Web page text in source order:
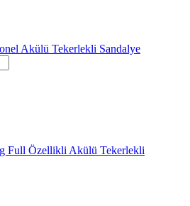
Akülü Tekerlekli Sandalye
Full Özellikli Akülü Tekerlekli